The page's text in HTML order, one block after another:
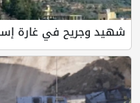
شهيد وجريح في غارة